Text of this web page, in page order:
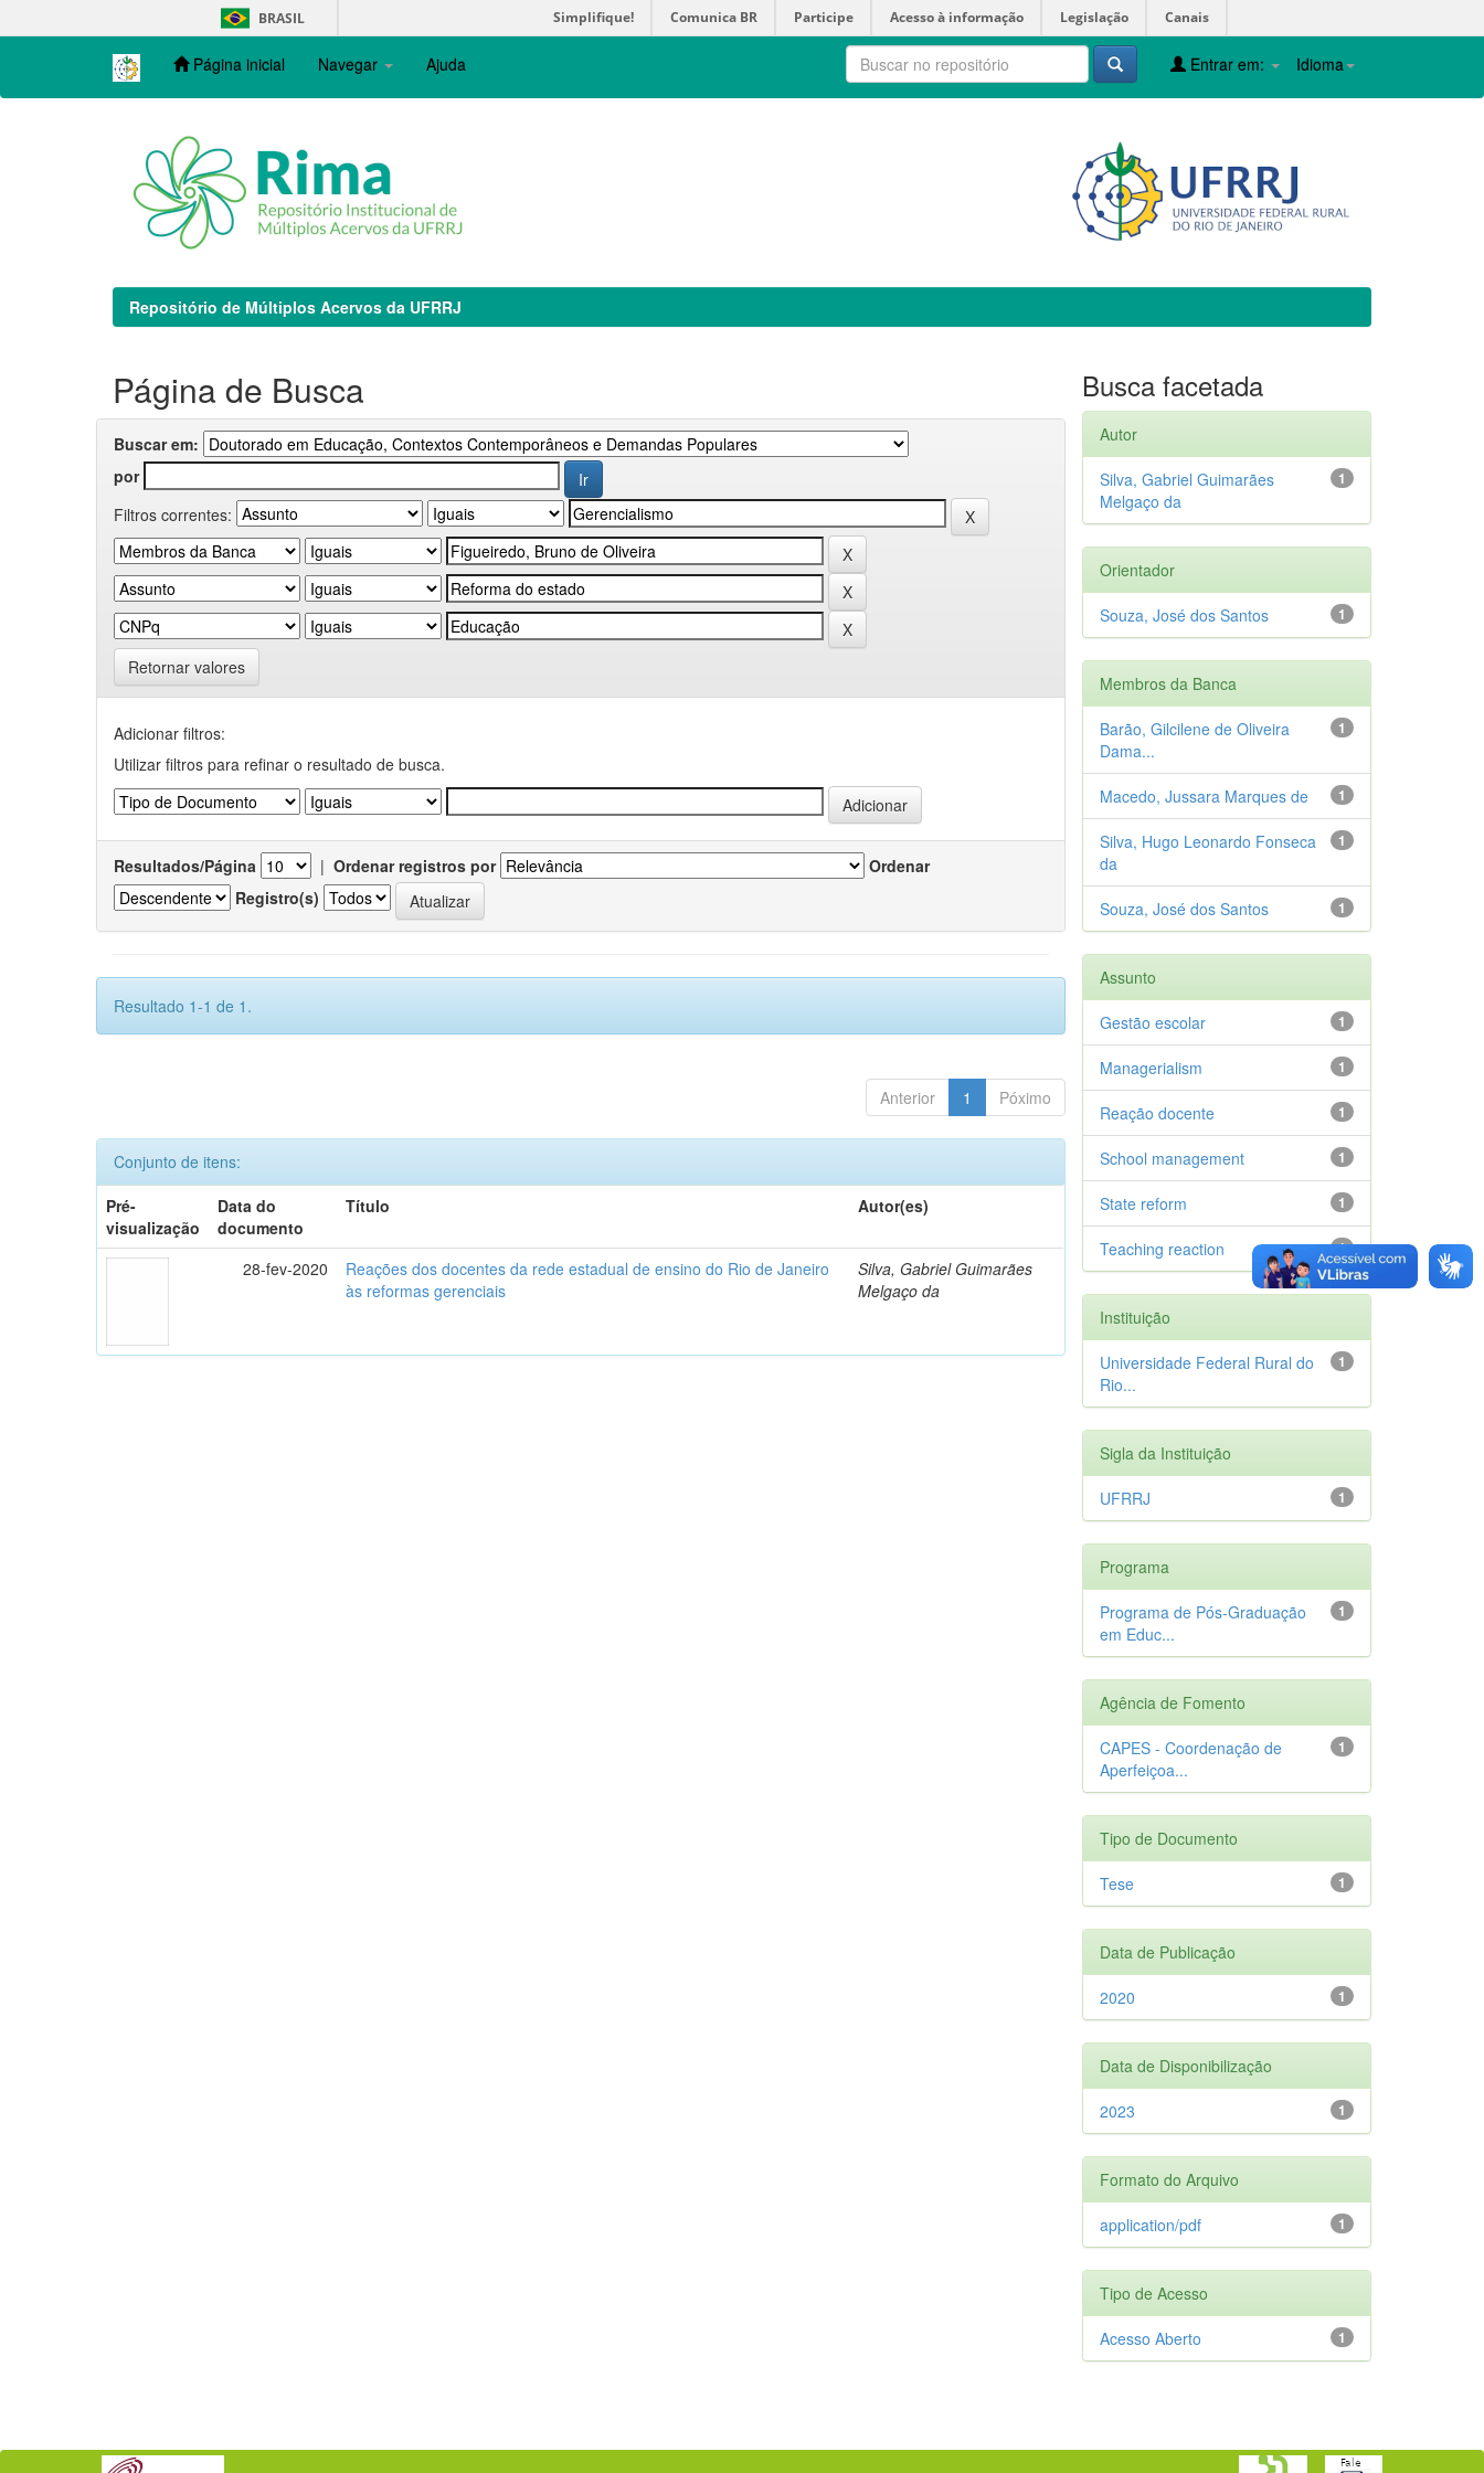
navigation
BRASIL Simplifique! Comunica BR Participe Acesso à informação Legislação Canais
Página inicial Navegar Ajuda Idioma
Entrar em:
Repositório de Múltiplos Acervos da UFRRJ
Página de Busca
Buscar em:
por
Filtros correntes:
Retornar valores
Adicionar filtros:
Utilizar filtros para refinar o resultado de busca.
Resultados/Página | Ordenar registros por
Ordenar
Registro(s)
Resultado 1-1 de 1.
Anterior 1 Póximo
Conjunto de itens:
Pré-
visualização
Data do
documento
Título Autor(es)
28-fev-2020
Reações dos docentes da rede estadual de ensino do Rio de Janeiro
às reformas gerenciais
Silva, Gabriel Guimarães
Melgaço da
Busca facetada
Autor
1
Silva, Gabriel Guimarães
Melgaço da
Orientador
1
Souza, José dos Santos
Membros da Banca
1
Barão, Gilcilene de Oliveira
Dama...
1
Macedo, Jussara Marques de
1
Silva, Hugo Leonardo Fonseca
da
1
Souza, José dos Santos
Assunto
1
Gestão escolar
1
Managerialism
1
Reação docente
1
School management
1
State reform
1
Teaching reaction
Instituição
1
Universidade Federal Rural do
Rio...
Sigla da Instituição
1
UFRRJ
Programa
1
Programa de Pós-Graduação
em Educ...
Agência de Fomento
1
CAPES - Coordenação de
Aperfeiçoa...
Tipo de Documento
1
Tese
Data de Publicação
1
2020
Data de Disponibilização
1
2023
Formato do Arquivo
1
application/pdf
Tipo de Acesso
1
Acesso Aberto